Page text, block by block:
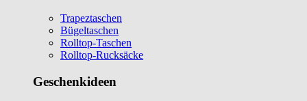
Trapeztaschen
Bügeltaschen
Rolltop-Taschen
Rolltop-Rucksäcke
Geschenkideen